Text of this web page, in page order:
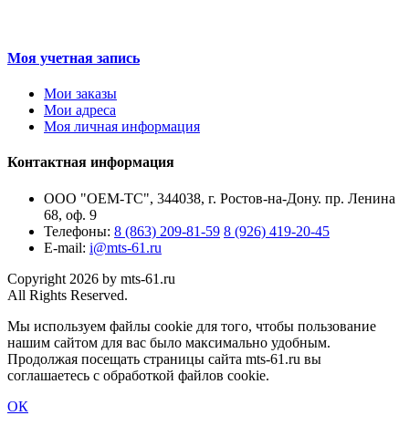
Моя учетная запись
Мои заказы
Мои адреса
Моя личная информация
Контактная информация
ООО "ОЕМ-ТС", 344038, г. Ростов-на-Дону. пр. Ленина
68, оф. 9
Телефоны: 8 (863) 209-81-59 8 (926) 419-20-45
E-mail: i@mts-61.ru
Copyright 2026 by mts-61.ru
All Rights Reserved.
Мы используем файлы cookie для того, чтобы пользование
нашим сайтом для вас было максимально удобным.
Продолжая посещать страницы сайта mts-61.ru вы
соглашаетесь с обработкой файлов cookie.
ОК